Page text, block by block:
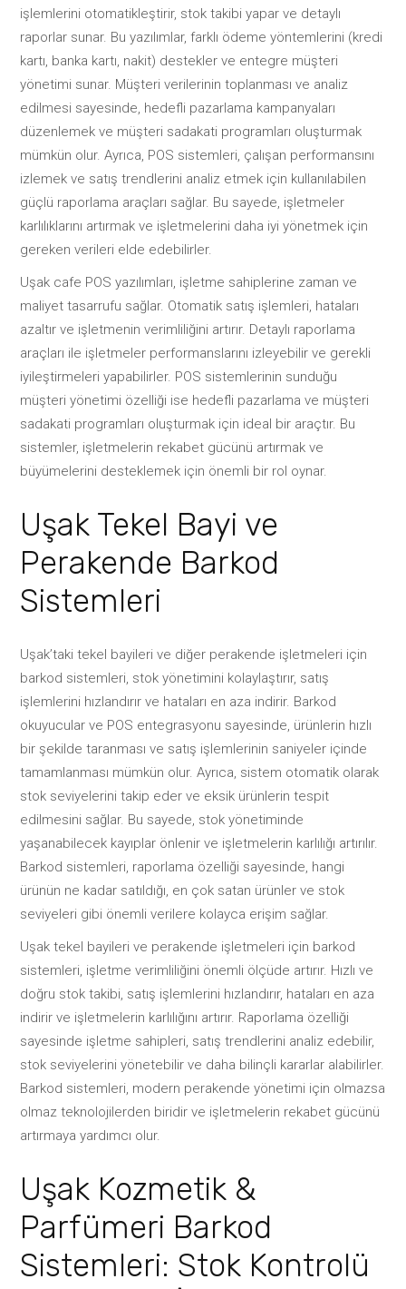
işlemlerini otomatikleştirir, stok takibi yapar ve detaylı
raporlar sunar. Bu yazılımlar, farklı ödeme yöntemlerini (kredi
kartı, banka kartı, nakit) destekler ve entegre müşteri
yönetimi sunar. Müşteri verilerinin toplanması ve analiz
edilmesi sayesinde, hedefli pazarlama kampanyaları
düzenlemek ve müşteri sadakati programları oluşturmak
mümkün olur. Ayrıca, POS sistemleri, çalışan performansını
izlemek ve satış trendlerini analiz etmek için kullanılabilen
güçlü raporlama araçları sağlar. Bu sayede, işletmeler
karlılıklarını artırmak ve işletmelerini daha iyi yönetmek için
gereken verileri elde edebilirler.
Uşak cafe POS yazılımları, işletme sahiplerine zaman ve
maliyet tasarrufu sağlar. Otomatik satış işlemleri, hataları
azaltır ve işletmenin verimliliğini artırır. Detaylı raporlama
araçları ile işletmeler performanslarını izleyebilir ve gerekli
iyileştirmeleri yapabilirler. POS sistemlerinin sunduğu
müşteri yönetimi özelliği ise hedefli pazarlama ve müşteri
sadakati programları oluşturmak için ideal bir araçtır. Bu
sistemler, işletmelerin rekabet gücünü artırmak ve
büyümelerini desteklemek için önemli bir rol oynar.
Uşak Tekel Bayi ve
Perakende Barkod
Sistemleri
Uşak’taki tekel bayileri ve diğer perakende işletmeleri için
barkod sistemleri, stok yönetimini kolaylaştırır, satış
işlemlerini hızlandırır ve hataları en aza indirir. Barkod
okuyucular ve POS entegrasyonu sayesinde, ürünlerin hızlı
bir şekilde taranması ve satış işlemlerinin saniyeler içinde
tamamlanması mümkün olur. Ayrıca, sistem otomatik olarak
stok seviyelerini takip eder ve eksik ürünlerin tespit
edilmesini sağlar. Bu sayede, stok yönetiminde
yaşanabilecek kayıplar önlenir ve işletmelerin karlılığı artırılır.
Barkod sistemleri, raporlama özelliği sayesinde, hangi
ürünün ne kadar satıldığı, en çok satan ürünler ve stok
seviyeleri gibi önemli verilere kolayca erişim sağlar.
Uşak tekel bayileri ve perakende işletmeleri için barkod
sistemleri, işletme verimliliğini önemli ölçüde artırır. Hızlı ve
doğru stok takibi, satış işlemlerini hızlandırır, hataları en aza
indirir ve işletmelerin karlılığını artırır. Raporlama özelliği
sayesinde işletme sahipleri, satış trendlerini analiz edebilir,
stok seviyelerini yönetebilir ve daha bilinçli kararlar alabilirler.
Barkod sistemleri, modern perakende yönetimi için olmazsa
olmaz teknolojilerden biridir ve işletmelerin rekabet gücünü
artırmaya yardımcı olur.
Uşak Kozmetik &
Parfümeri Barkod
Sistemleri: Stok Kontrolü